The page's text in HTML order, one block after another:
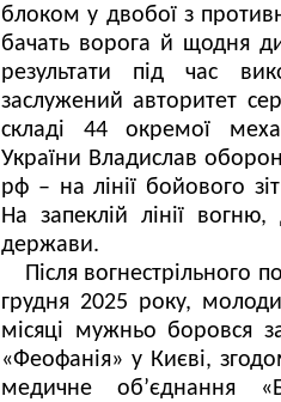
блоком у двобої з
бачать ворога й щодня
результати під час
заслужений авторитет
складі 44 окремої
України Владислав
рф – на лінії бойового
На запеклій лінії
держави.
Після вогнестрільного
грудня 2025 року,
місяці мужньо боровся
«Феофанія» у Києві,
медичне об’єднання